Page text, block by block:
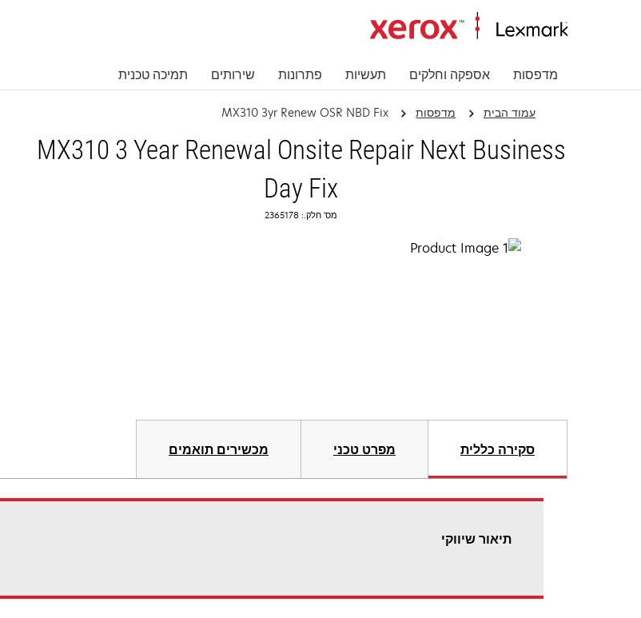
מדפסות אספקה וחלקים תעשיות פתרונות שירותים תמיכה טכנית
עמוד הבית מדפסות MX310 3yr Renew OSR NBD Fix
MX310 3 Year Renewal Onsite Repair Next Business
Day Fix
מס' חלק.: 2365178
סקירה כללית מפרט טכני מכשירים תואמים
תיאור שיווקי